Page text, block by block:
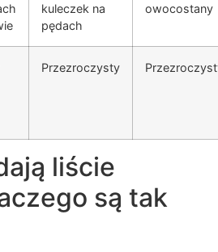
kuleczek na
pędach
owocostany
Przezroczysty
liście
są tak